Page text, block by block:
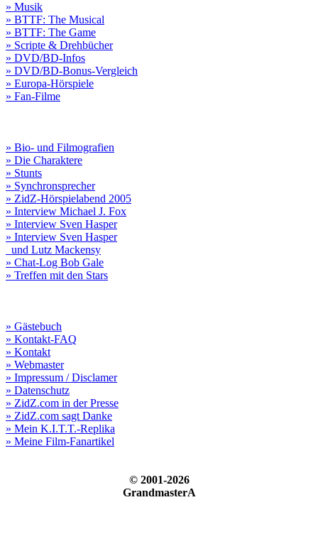
» Musik
» BTTF: The Musical
» BTTF: The Game
» Scripte & Drehbücher
» DVD/BD-Infos
» DVD/BD-Bonus-Vergleich
» Europa-Hörspiele
» Fan-Filme
» Bio- und Filmografien
» Die Charaktere
» Stunts
» Synchronsprecher
» ZidZ-Hörspielabend 2005
» Interview Michael J. Fox
» Interview Sven Hasper
» Interview Sven Hasper
und Lutz Mackensy
» Chat-Log Bob Gale
» Treffen mit den Stars
» Gästebuch
» Kontakt-FAQ
» Kontakt
» Webmaster
» Impressum / Disclamer
» Datenschutz
» ZidZ.com in der Presse
» ZidZ.com sagt Danke
» Mein K.I.T.T.-Replika
» Meine Film-Fanartikel
© 2001-2026
GrandmasterA